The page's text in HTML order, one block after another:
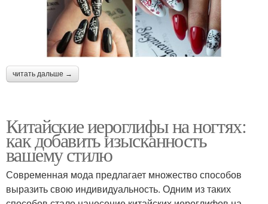
читать дальше →
Китайские иероглифы на ногтях:
как добавить изысканность
вашему стилю
Современная мода предлагает множество способов
выразить свою индивидуальность. Одним из таких